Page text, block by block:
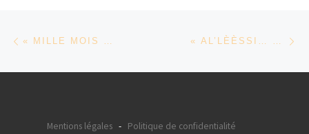
Parcourir les articles
« MILLE MOIS » DE FAOUZI BENSAÏDI, « AL’LÈÈSSI… UNE ACTRICE AFRICAINE » DE RAHMATOU KEITA
Mentions légales- Politique de confidentialité